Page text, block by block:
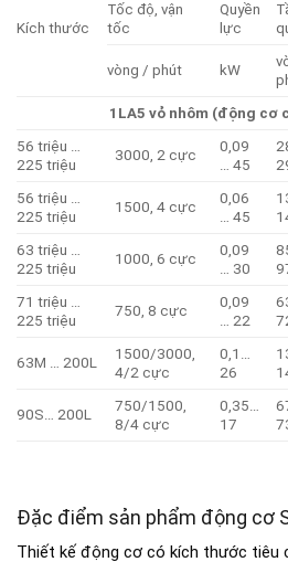
Kích thước
Tốc độ, vận
tốc
Quyền
lực
vòng / phút kW
1LA5 vỏ nhôm (động cơ có
56 triệu …
225 triệu
3000, 2 cực
0,09
… 45
56 triệu …
225 triệu
1500, 4 cực
0,06
… 45
63 triệu …
225 triệu
1000, 6 cực
0,09
… 30
71 triệu …
225 triệu
750, 8 cực
0,09
… 22
63M … 200L
1500/3000,
4/2 cực
0,1…
26
90S… 200L
750/1500,
8/4 cực
0,35…
17
Đặc điểm sản phẩm động cơ
Thiết kế động cơ có kích thước tiêu